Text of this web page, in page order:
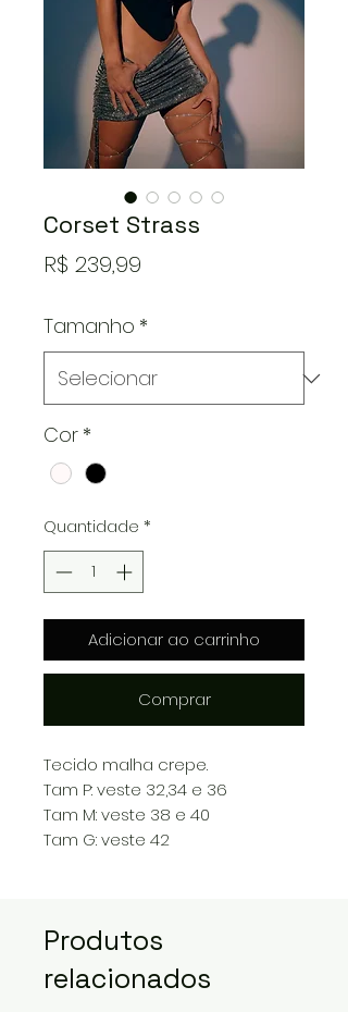
Corset Strass
R$ 239,99
Tamanho *
Cor *
Quantidade *
Adicionar ao carrinho
Comprar
Tecido malha crepe.
Tam P: veste 32,34 e 36
Tam M: veste 38 e 40
Tam G: veste 42
Produtos
relacionados